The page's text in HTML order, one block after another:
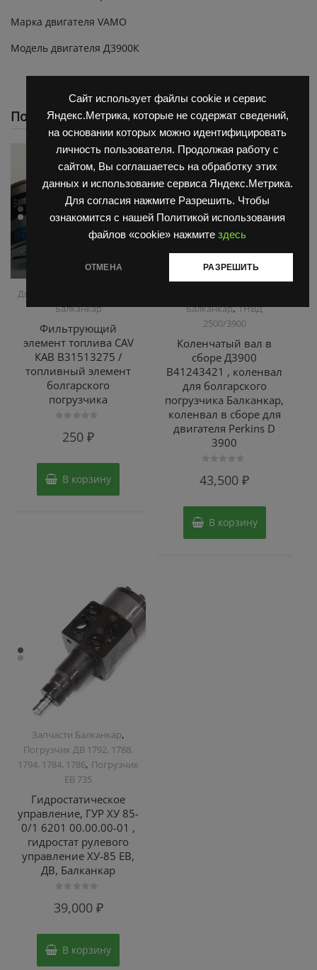
Сайт использует файлы cookie и сервис
Яндекс.Метрика, которые не содержат сведений,
на основании которых можно идентифицировать
личность пользователя. Продолжая работу с
сайтом, Вы соглашаетесь на обработку этих
данных и использование сервиса Яндекс.Метрика.
Для согласия нажмите Разрешить. Чтобы
ознакомится с нашей Политикой использования
файлов «cookie» нажмите здесь
ОТМЕНА РАЗРЕШИТЬ
Марка двигателя VAMO
Модель двигателя Д3900К
Похожие
Двигатель Д3900
Балканкар
Фильтрующий
элемент топлива CAV
КАВ B31513275 /
топливный элемент
болгарского
погрузчика
250₽
В корзину
Балканкар,ТНВД
2500/3900
Коленчатый вал в
сборе Д3900
B41243421 , коленвал
для болгарского
погрузчика Балканкар,
коленвал в сборе для
двигателя Perkins D
3900
0
43,500₽
В корзину
Запчасти Балканкар,
Погрузчик ДВ 1792, 1788,
1794, 1784, 1786, Погрузчик
ЕВ 735
Гидростатическое
управление, ГУР ХУ 85-
0/1 6201 00.00.00-01 ,
гидростат рулевого
управление ХУ-85 ЕВ,
ДВ, Балканкар
0
39,000 ₽
В корзину